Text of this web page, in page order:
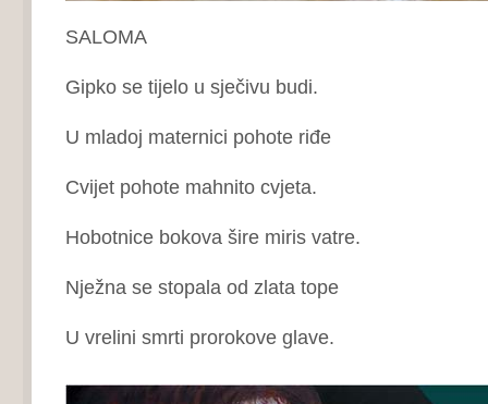
SALOMA
Gipko se tijelo u sječivu budi.
U mladoj maternici pohote riđe
Cvijet pohote mahnito cvjeta.
Hobotnice bokova šire miris vatre.
Nježna se stopala od zlata tope
U vrelini smrti prorokove glave.